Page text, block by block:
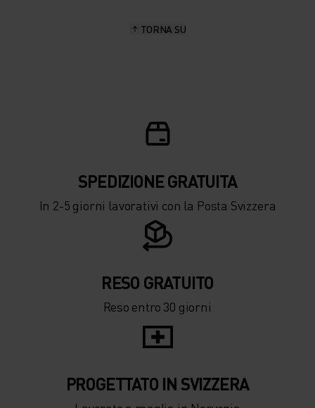
TORNA SU
SPEDIZIONE ​​​​​​GRATUITA
In 2-5 giorni lavorativi con la Posta Svizzera
RESO GRATUITO
Reso entro 30 giorni
PROGETTATO IN SVIZZERA